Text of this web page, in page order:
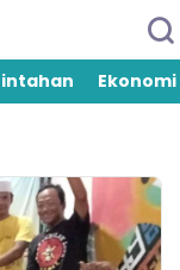
Ekonomi